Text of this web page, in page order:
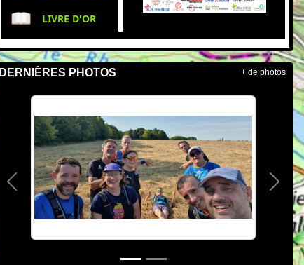
LIVRE D'OR
DERNIÈRES PHOTOS
Précedent
+ de photos